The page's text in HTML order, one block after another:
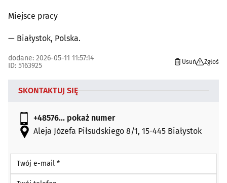
Miejsce pracy
— Białystok, Polska.
dodane: 2026-05-11 11:57:14
ID: 5163925
Usuń Zgłoś
SKONTAKTUJ SIĘ
+48576... pokaż numer
Aleja Józefa Piłsudskiego 8/1, 15-445 Białystok
Twój e-mail *
Twój telefon